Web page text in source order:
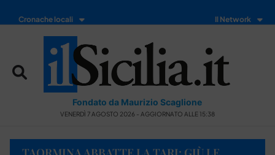
Cronache locali Il Network
Fondato da Maurizio Scaglione
VENERDÌ 7 AGOSTO 2026 - AGGIORNATO ALLE 15:38